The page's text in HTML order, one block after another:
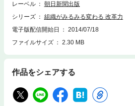
レーベル
朝日新聞出版
シリーズ
組織がみるみる変わる 改革力
電子版配信開始日
2014/07/18
ファイルサイズ
2.30 MB
作品をシェアする